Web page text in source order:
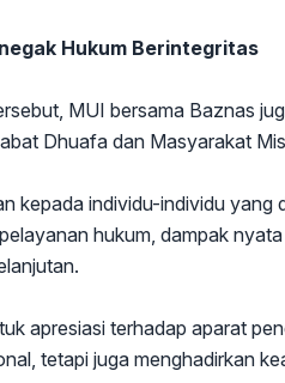
Hukum Berintegritas
MUI bersama Baznas
Dhuafa dan Masyarakat
kepada individu-individu yang
hukum, dampak
apresiasi terhadap aparat
tetapi juga menghadirkan